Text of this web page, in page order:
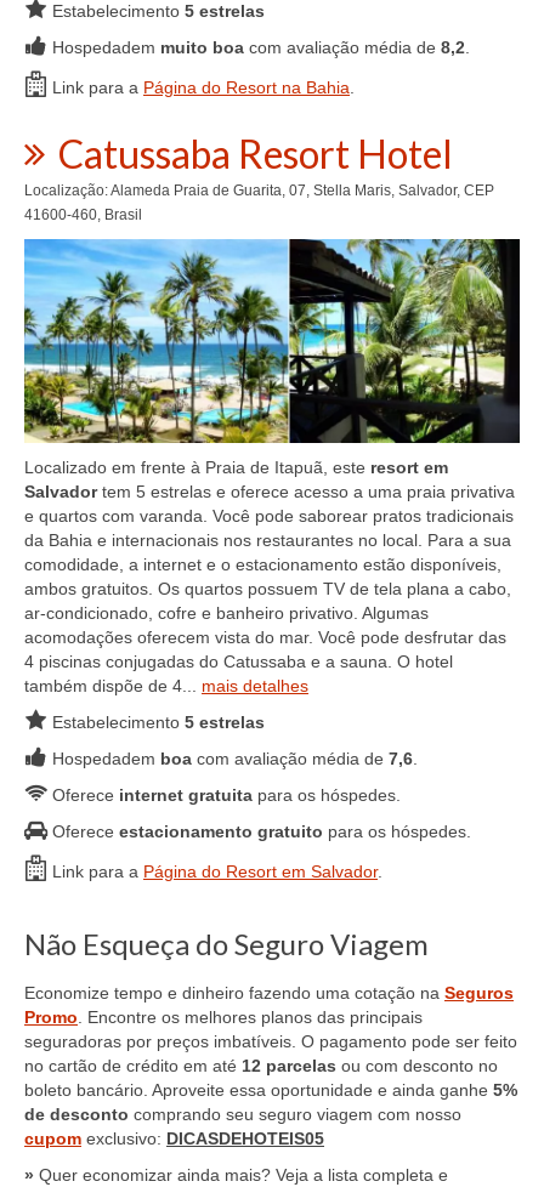
Estabelecimento 5 estrelas
Hospedadem muito boa com avaliação média de 8,2
Link para a Página do Resort na Bahia
Catussaba Resort Hotel
Localização: Alameda Praia de Guarita, 07, Stella Maris, Salvador, CEP
41600-460, Brasil
Localizado em frente à Praia de Itapuã, este resort em
Salvadortem 5 estrelas e oferece acesso a uma praia privativa
e quartos com varanda. Você pode saborear pratos tradicionais
da Bahia e internacionais nos restaurantes no local. Para a sua
comodidade, a internet e o estacionamento estão disponíveis,
ambos gratuitos. Os quartos possuem TV de tela plana a cabo,
ar-condicionado, cofre e banheiro privativo. Algumas
acomodações oferecem vista do mar. Você pode desfrutar das
4 piscinas conjugadas do Catussaba e a sauna. O hotel
também dispõe de 4... mais detalhes
Estabelecimento 5 estrelas
Hospedadem boa com avaliação média de 7,6.
Oferece internet gratuita para os hóspedes.
Oferece estacionamento gratuito para os hóspedes.
Link para a Página do Resort em Salvador.
Não Esqueça do Seguro Viagem
Economize tempo e dinheiro fazendo uma cotação na Seguros
Promo. Encontre os melhores planos das principais
seguradoras por preços imbatíveis. O pagamento pode ser feito
no cartão de crédito em até 12 parcelas ou com desconto no
boleto bancário. Aproveite essa oportunidade e ainda ganhe 5%
de desconto comprando seu seguro viagem com nosso
cupom exclusivo: DICASDEHOTEIS05
» Quer economizar ainda mais? Veja a lista completa e